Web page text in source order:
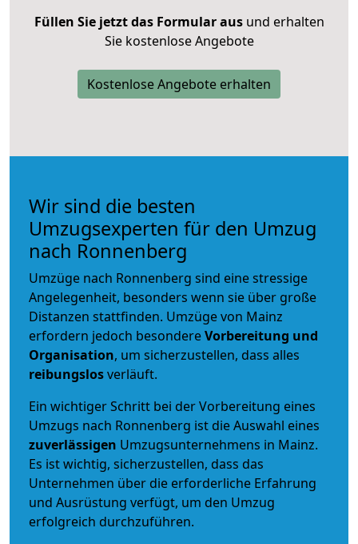
Füllen Sie jetzt das Formular ausund erhalten
Sie kostenlose Angebote
Kostenlose Angebote erhalten
Wir sind die besten
Umzugsexperten für den Umzug
nach Ronnenberg
Umzüge nach Ronnenberg sind eine stressige
Angelegenheit, besonders wenn sie über große
Distanzen stattfinden. Umzüge von Mainz
erfordern jedoch besondereVorbereitung und
Organisation, um sicherzustellen, dass alles
reibungslosverläuft.
Ein wichtiger Schritt bei der Vorbereitung eines
Umzugs nach Ronnenberg ist die Auswahl eines
zuverlässigen Umzugsunternehmens in Mainz.
Es ist wichtig, sicherzustellen, dass das
Unternehmen über die erforderliche Erfahrung
und Ausrüstung verfügt, um den Umzug
erfolgreich durchzuführen.